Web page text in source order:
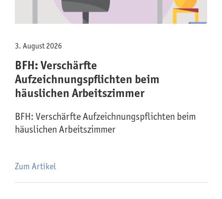
3. August 2026
BFH: Verschärfte
Aufzeichnungspflichten beim
häuslichen Arbeitszimmer
BFH: Verschärfte Aufzeichnungspflichten beim
häuslichen Arbeitszimmer
Zum Artikel